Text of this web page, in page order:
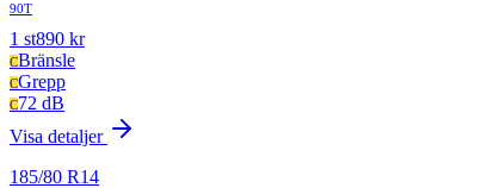
90T
1 st890 kr
CBränsle
CGrepp
C72 dB
Visa detaljer
185/80 R14